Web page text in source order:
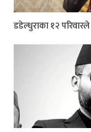
डडेल्धुराका १२